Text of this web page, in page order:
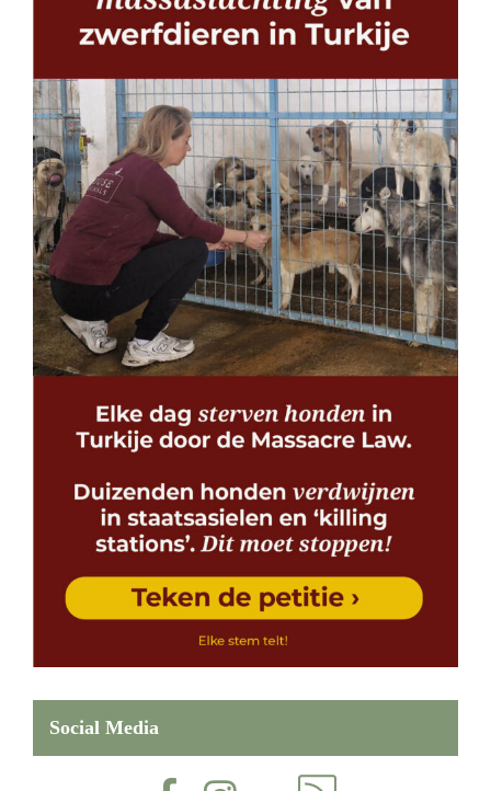
Social Media